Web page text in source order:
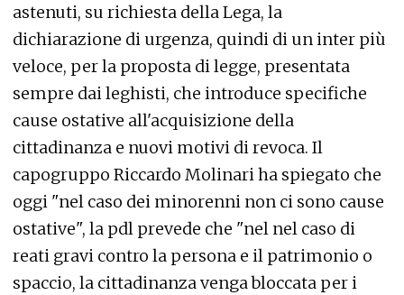
astenuti, su richiesta della Lega, la
dichiarazione di urgenza, quindi di un inter più
veloce, per la proposta di legge, presentata
sempre dai leghisti, che introduce specifiche
cause ostative all'acquisizione della
cittadinanza e nuovi motivi di revoca. Il
capogruppo Riccardo Molinari ha spiegato che
oggi "nel caso dei minorenni non ci sono cause
ostative", la pdl prevede che "nel nel caso di
reati gravi contro la persona e il patrimonio o
spaccio, la cittadinanza venga bloccata per i